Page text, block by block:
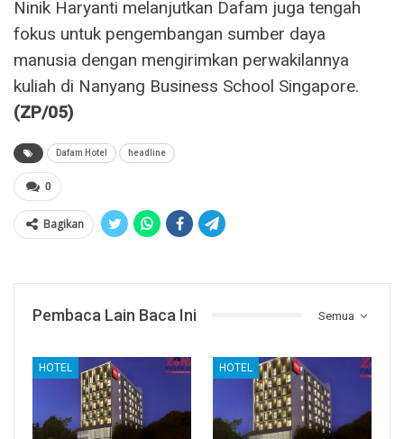
Ninik Haryanti melanjutkan Dafam juga tengah
fokus untuk pengembangan sumber daya
manusia dengan mengirimkan perwakilannya
kuliah di Nanyang Business School Singapore.
(ZP/05)
Dafam Hotel headline
0
Bagikan
Semua
Pembaca Lain Baca Ini
HOTEL HOTEL